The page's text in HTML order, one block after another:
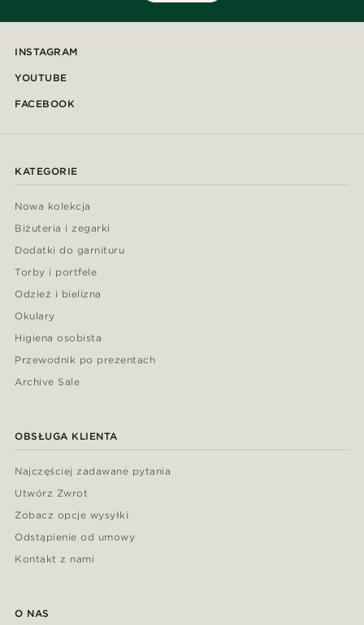
INSTAGRAM
YOUTUBE
FACEBOOK
KATEGORIE
Nowa kolekcja
Biżuteria i zegarki
Dodatki do garnituru
Torby i portfele
Odzież i bielizna
Okulary
Higiena osobista
Przewodnik po prezentach
Archive Sale
OBSŁUGA KLIENTA
Najczęściej zadawane pytania
Utwórz Zwrot
Zobacz opcje wysyłki
Odstąpienie od umowy
Kontakt z nami
O NAS